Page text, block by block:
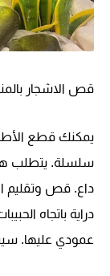
قص الاشجار
يمكنك قطع
سلسلة. يتطلب
داع. قص وتقليم
دراية باتجاه
عمودي عليها.